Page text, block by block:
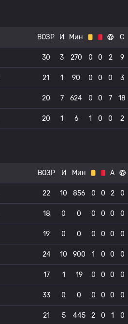
ВОЗР И Мин С
30 3 270 0 0 2 9
21 1 90 0 0 0 3
20 7 624 0 0 7 18
20 1 6 1 0 0 2
ВОЗР И Мин А
22 10 856 0 0 2 0
18 0 0 0 0 0 0
19 0 0 0 0 0 0
24 10 900 1 0 0 0
17 1 19 0 0 0 0
33 0 0 0 0 0 0
21 5 445 2 0 1 0